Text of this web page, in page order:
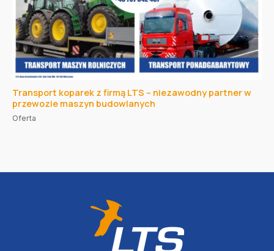
Transport koparek z firmą LTS – niezawodny partner w
przewozie maszyn budowlanych
Oferta